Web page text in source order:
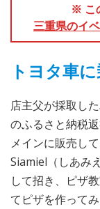
※ こ
三重県のイ
トヨタ車
店主父が採取し
のふるさと納税
メインに販売し
Siamiel（しあみ
して招き、ピザ
てピザを作って